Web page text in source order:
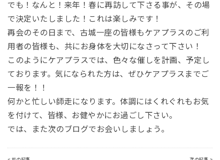
でも！なんと！来年！春に再訪して下さる事が、その場
で決定いたしました！これは楽しみです！
再会のその日まで、古城一座の皆様もケアプラスのご利
用者の皆様も、共にお身体を大切になさって下さい！
このようにケアプラスでは、色々な催しを計画、予定し
ております。気になられた方は、ぜひケアプラスまでご
一報を！！
何かと忙しい師走になります。体調にはくれぐれもお気
を付けて、皆様、お健やかにお過ごし下さい。
では、また次のブログでお会いしましょう。